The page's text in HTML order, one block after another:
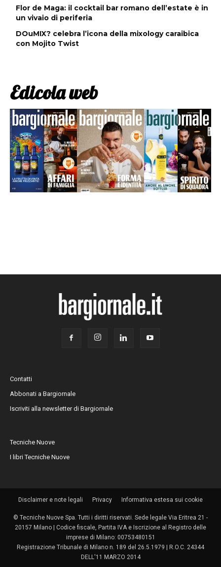
Flor de Maga: il cocktail bar romano dell’estate è in
un vivaio di periferia
DOuMIX? celebra l’icona della mixology caraibica
con Mojito Twist
Edicola web
Contatti
Abbonati a Bargiornale
Iscriviti alla newsletter di Bargiornale
Tecniche Nuove
I libri Tecniche Nuove
Disclaimer e note legali Privacy Informativa estesa sui cookie
© Tecniche Nuove Spa. Tutti i diritti riservati. Sede legale Via Eritrea 21 -
20157 Milano | Codice fiscale, Partita IVA e Iscrizione al Registro delle
imprese di Milano: 00753480151
Registrazione Tribunale di Milano n. 189 del 26.5.1979 | R.O.C. 24344
DELL'11 MARZO 2014